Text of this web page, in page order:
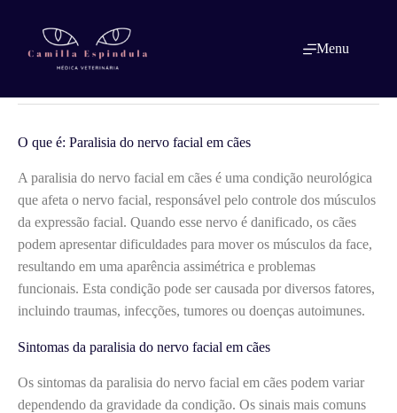
conteúdo
Menu
O que é: Paralisia do nervo facial em
O que é: Paralisia do nervo facial em cães
A paralisia do nervo facial em cães é uma condição neurológica
que afeta o nervo facial, responsável pelo controle dos músculos
da expressão facial. Quando esse nervo é danificado, os cães
podem apresentar dificuldades para mover os músculos da face,
resultando em uma aparência assimétrica e problemas
funcionais. Esta condição pode ser causada por diversos fatores,
incluindo traumas, infecções, tumores ou doenças autoimunes.
Sintomas da paralisia do nervo facial em cães
Os sintomas da paralisia do nervo facial em cães podem variar
dependendo da gravidade da condição. Os sinais mais comuns